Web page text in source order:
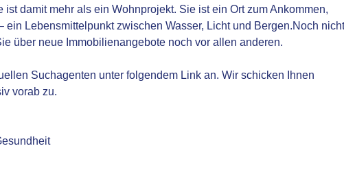
ist damit mehr als ein Wohnprojekt. Sie ist ein Ort zum Ankommen,
ein Lebensmittelpunkt zwischen Wasser, Licht und Bergen.Noch
über neue Immobilienangebote noch vor allen anderen.
Suchagenten unter folgendem Link an. Wir schicken Ihnen
vorab zu.